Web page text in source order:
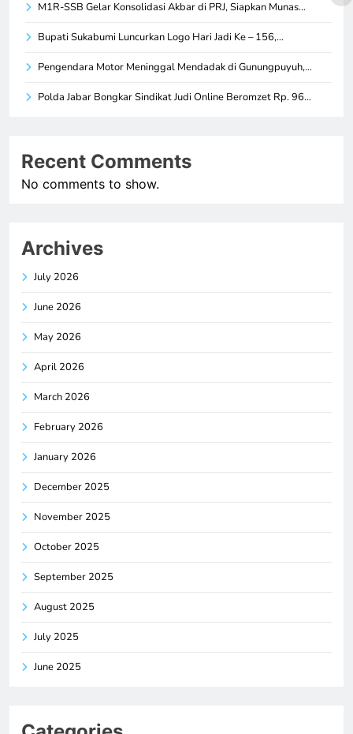
M1R-SSB Gelar Konsolidasi Akbar di PRJ, Siapkan Munas…
Bupati Sukabumi Luncurkan Logo Hari Jadi Ke – 156,…
Pengendara Motor Meninggal Mendadak di Gunungpuyuh,…
Polda Jabar Bongkar Sindikat Judi Online Beromzet Rp. 96…
Recent Comments
No comments to show.
Archives
July 2026
June 2026
May 2026
April 2026
March 2026
February 2026
January 2026
December 2025
November 2025
October 2025
September 2025
August 2025
July 2025
June 2025